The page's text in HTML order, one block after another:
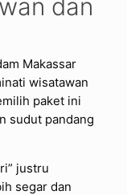
dan
Makassar
wisatawan
paket ini
sudut pandang
justru
segar dan